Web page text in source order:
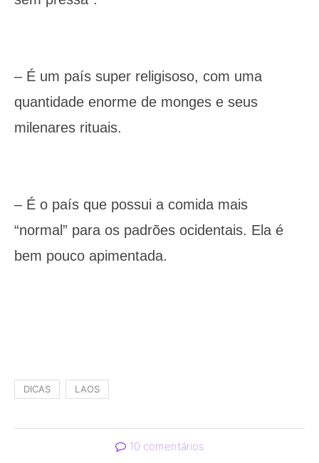
– É um país super religisoso, com uma
quantidade enorme de monges e seus
milenares rituais.
– É o país que possui a comida mais
“normal” para os padrões ocidentais. Ela é
bem pouco apimentada.
DICAS LAOS
10 comentários